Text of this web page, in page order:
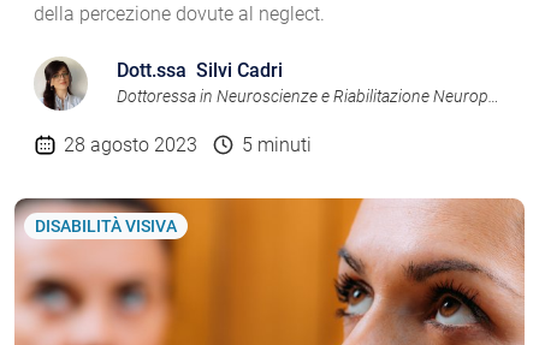
della percezione dovute al neglect.
Dott.ssa Silvi Cadri
28 agosto 2023 5 minuti
DISABILITÀ VISIVA